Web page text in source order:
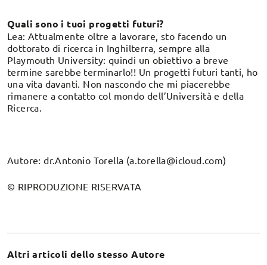
Quali sono i tuoi progetti futuri?
Lea: Attualmente oltre a lavorare, sto facendo un
dottorato di ricerca in Inghilterra, sempre alla
Playmouth University: quindi un obiettivo a breve
termine sarebbe terminarlo!! Un progetti futuri tanti, ho
una vita davanti. Non nascondo che mi piacerebbe
rimanere a contatto col mondo dell’Università e della
Ricerca.
Autore: dr.Antonio Torella (a.torella@icloud.com)
© RIPRODUZIONE RISERVATA
Altri articoli dello stesso Autore